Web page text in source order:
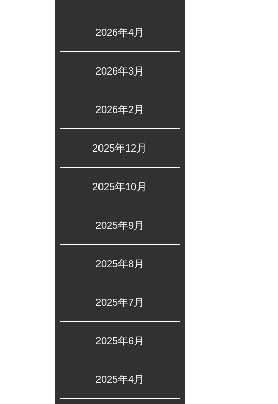
2026年4月
2026年3月
2026年2月
2025年12月
2025年10月
2025年9月
2025年8月
2025年7月
2025年6月
2025年4月